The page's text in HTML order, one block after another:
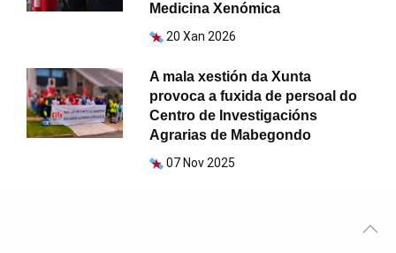
Medicina Xenómica
20 Xan 2026
A mala xestión da Xunta
provoca a fuxida de persoal do
Centro de Investigacións
Agrarias de Mabegondo
07 Nov 2025